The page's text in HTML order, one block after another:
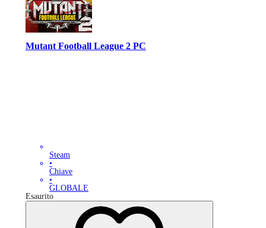
Mutant Football League 2 PC
Steam
•
Chiave
•
GLOBALE
Esaurito